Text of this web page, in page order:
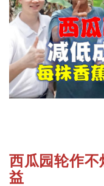
西瓜园轮作
益